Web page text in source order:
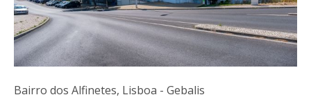
Bairro dos Alfinetes, Lisboa - Gebalis